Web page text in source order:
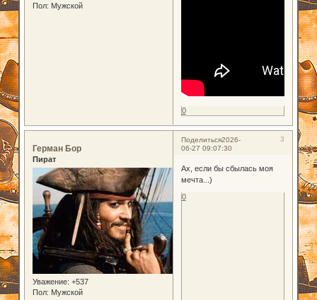
Пол: Мужской
0
Поделиться 3
2026-
06-27 09:07:30
Герман Бор
Пират
Уважение: +537
Пол: Мужской
Ах, если бы сбылась моя
мечта...)
0